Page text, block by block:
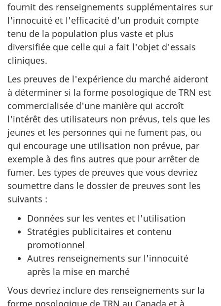
fournit des renseignements supplémentaires sur
l'innocuité et l'efficacité d'un produit compte
tenu de la population plus vaste et plus
diversifiée que celle qui a fait l'objet d'essais
cliniques.
Les preuves de l'expérience du marché aideront
à déterminer si la forme posologique de TRN est
commercialisée d'une manière qui accroît
l'intérêt des utilisateurs non prévus, tels que les
jeunes et les personnes qui ne fument pas, ou
qui encourage une utilisation non prévue, par
exemple à des fins autres que pour arrêter de
fumer. Les types de preuves que vous devriez
soumettre dans le dossier de preuves sont les
suivants :
Données sur les ventes et l'utilisation
Stratégies publicitaires et contenu
promotionnel
Autres renseignements sur l'innocuité
après la mise en marché
Vous devriez inclure des renseignements sur la
forme posologique de TRN au Canada et à